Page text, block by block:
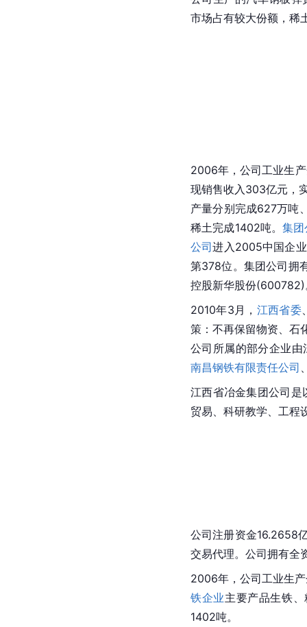
市场占有较大份额，稀
2006年，公司工业生
现销售收入303亿元，
产量分别完成627万吨
稀土完成1402吨。集
公司进入2005中国企
第378位。集团公司拥
控股新华股份(600782)
2010年3月， 江西省委
策：不再保留物资、石
公司所属的部分企业
南昌钢铁有限责任公司
江西省冶金集团公司是
贸易、科研教学、工程
公司注册资金16.2658
交易代理。公司拥有全
2006年，公司工业生
铁企业主要产品生铁
1402吨。